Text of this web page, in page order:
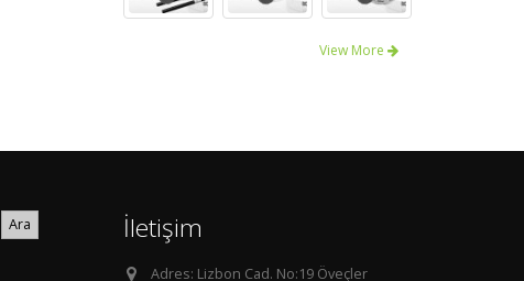
View More
Ara İletişim
Adres: Lizbon Cad. No:19 Öveçler